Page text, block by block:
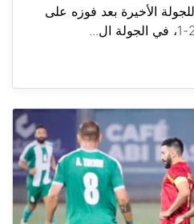
الأخيرة بعد فوزه على